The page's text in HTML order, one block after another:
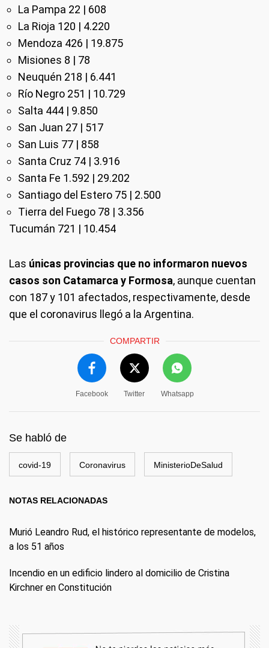
La Pampa 22 | 608
La Rioja 120 | 4.220
Mendoza 426 | 19.875
Misiones 8 | 78
Neuquén 218 | 6.441
Río Negro 251 | 10.729
Salta 444 | 9.850
San Juan 27 | 517
San Luis 77 | 858
Santa Cruz 74 | 3.916
Santa Fe 1.592 | 29.202
Santiago del Estero 75 | 2.500
Tierra del Fuego 78 | 3.356
Tucumán 721 | 10.454
Las únicas provincias que no informaron nuevos
casos son Catamarca y Formosa, aunque cuentan
con 187 y 101 afectados, respectivamente, desde
que el coronavirus llegó a la Argentina.
COMPARTIR
Facebook Twitter Whatsapp
Se habló de
covid-19 Coronavirus MinisterioDeSalud
NOTAS RELACIONADAS
Murió Leandro Rud, el histórico representante de modelos,
a los 51 años
Incendio en un edificio lindero al domicilio de Cristina
Kirchner en Constitución